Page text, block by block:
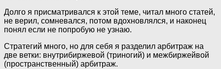
Долго я присматривался к этой теме, читал много статей,
не верил, сомневался, потом вдохновлялся, и наконец
понял если не попробую не узнаю.
Стратегий много, но для себя я разделил арбитраж на
две ветки: внутрибиржевой (триногий) и межбиржейвой
(пространственный) арбитраж.